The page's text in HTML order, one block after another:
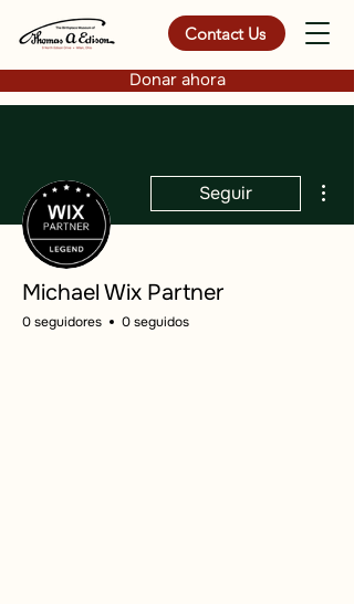
Contact Us
Donar ahora
Seguir
Michael Wix Partner
0 seguidores 0 seguidos